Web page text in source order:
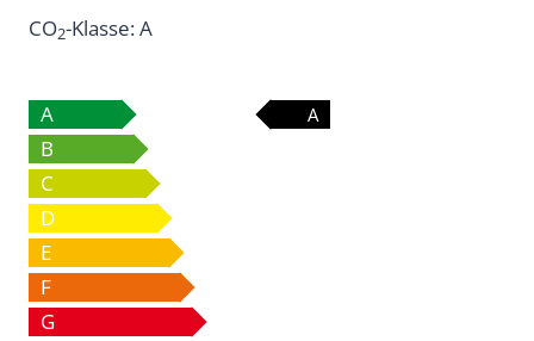
CO2-Klasse:A
A A
B
C
D
E
F
G